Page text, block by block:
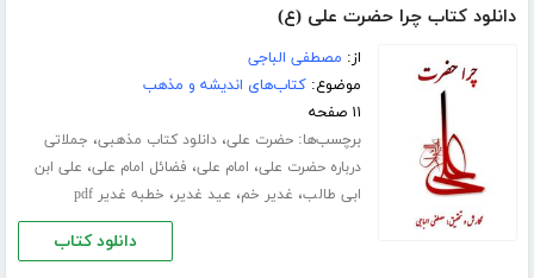
دانلود کتاب چرا حضرت علی (ع)
از: مصطفی الباجی
موضوع:کتاب‌های اندیشه و مذهب
۱۱ صفحه
برچسب‌ها:حضرت علی،دانلود کتاب مذهبی، جملاتی
درباره حضرت علی، امام علی، فضائل امام علی، علی ابن
ابی طالب، غدیر خم، عید غدیر، خطبه غدیر pdf
دانلود کتاب